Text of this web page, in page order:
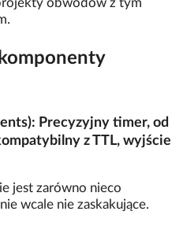
Precyzyjny timer, od
z TTL, wyjście
jest zarówno nieco
wcale nie zaskakujące.